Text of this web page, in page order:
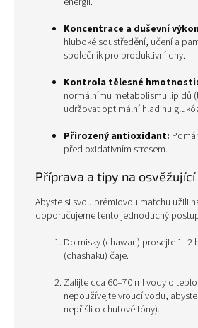
Koncentrace a duševní
hluboké soustředění, učení a
společník pro produktivní dny.
Kontrola tělesné hmotnosti:
normálnímu metabolismu lipidů
udržovat optimální hladinu
Přirozený antioxidant:
před oxidativním stresem.
Příprava a tipy na
Abyste si svou prémiovou matchu užili
doporučujeme tento jednoduchý
Do misky (chawan) prosejte 1–2
(chashaku) čaje.
Zalijte cca 60–70 ml vody o
nepoužívejte vroucí vodu,
nepřišli o chuťové tóny).